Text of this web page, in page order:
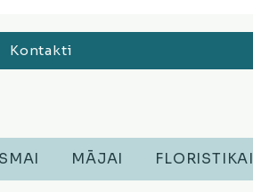
Kontakti
MĀJAI FLORISTIKAI